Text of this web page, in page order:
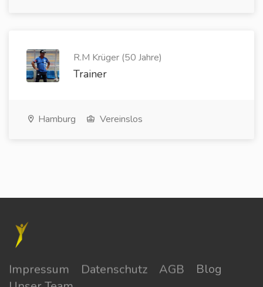
R.M Krüger (50 Jahre)
Trainer
Hamburg Vereinslos
Impressum Datenschutz AGB
Blog